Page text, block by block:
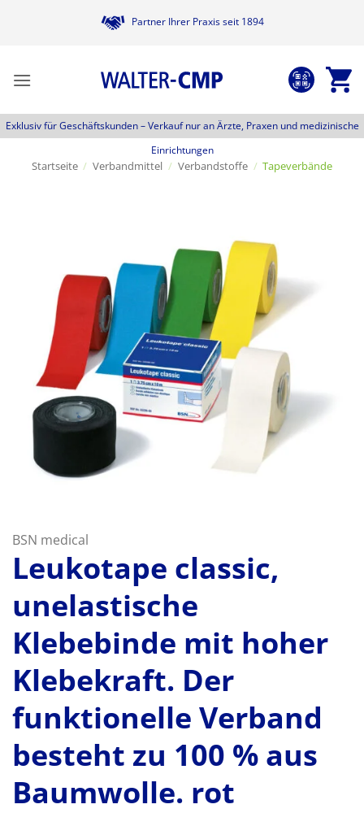
Partner Ihrer Praxis seit 1894
Exklusiv für Geschäftskunden –Verkauf nur an Ärzte, Praxen und medizinische
Einrichtungen
Startseite / Verbandmittel / Verbandstoffe / Tapeverbände
BSN medical
Leukotape classic,
unelastische
Klebebinde mit hoher
Klebekraft. Der
funktionelle Verband
besteht zu 100 % aus
Baumwolle. rot